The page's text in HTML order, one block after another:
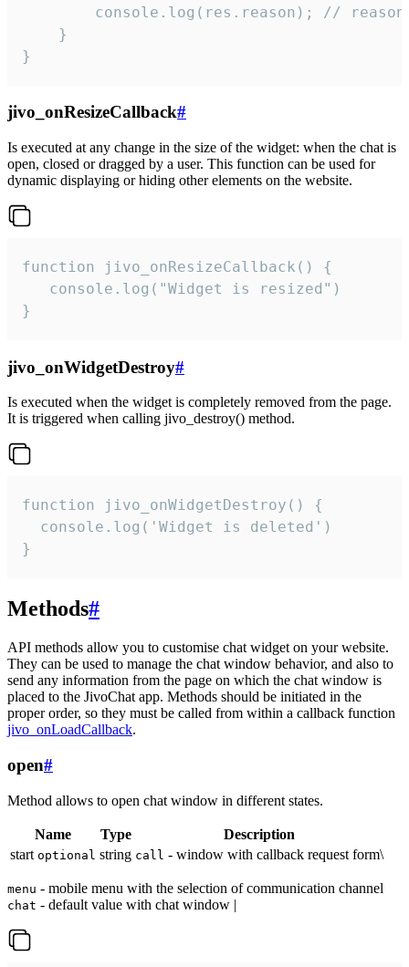
console.log(res.reason); //
    }
}
jivo_onResizeCallback#
Is executed at any change in the size of the widget: when the chat is
open, closed or dragged by a user. This function can be used for
dynamic displaying or hiding other elements on the website.
function jivo_onResizeCallback() {
   console.log("Widget is resized")
}
jivo_onWidgetDestroy#
Is executed when the widget is completely removed from the page.
It is triggered when calling jivo_destroy() method.
function jivo_onWidgetDestroy() {
  console.log('Widget is deleted')
}
Methods#
API methods allow you to customise chat widget on your website.
They can be used to manage the chat window behavior, and also to
send any information from the page on which the chat window is
placed to the JivoChat app. Methods should be initiated in the
proper order, so they must be called from within a callback function
jivo_onLoadCallback.
open#
Method allows to open chat window in different states.
Name Type
Description
start optional string call - window with callback request form\
menu - mobile menu with the selection of communication channel
chat - default value with chat window |